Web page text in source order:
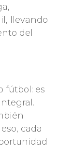
llevando
del
fútbol: es
cada